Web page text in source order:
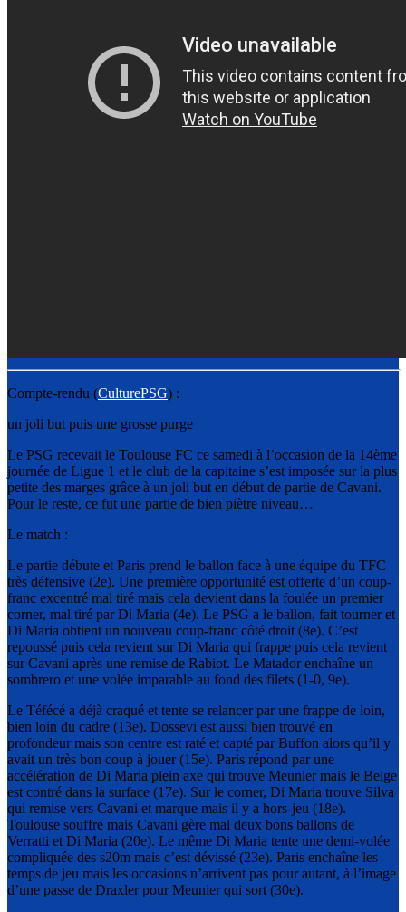
Compte-rendu (CulturePSG) :
un joli but puis une grosse purge
Le PSG recevait le Toulouse FC ce samedi à l’occasion de la 14ème
journée de Ligue 1 et le club de la capitaine s’est imposée sur la plus
petite des marges grâce à un joli but en début de partie de Cavani.
Pour le reste, ce fut une partie de bien piètre niveau…
Le match :
Le partie débute et Paris prend le ballon face à une équipe du TFC
très défensive (2e). Une première opportunité est offerte d’un coup-
franc excentré mal tiré mais cela devient dans la foulée un premier
corner, mal tiré par Di Maria (4e). Le PSG a le ballon, fait tourner et
Di Maria obtient un nouveau coup-franc côté droit (8e). C’est
repoussé puis cela revient sur Di Maria qui frappe puis cela revient
sur Cavani après une remise de Rabiot. Le Matador enchaîne un
sombrero et une volée imparable au fond des filets (1-0, 9e).
Le Téfécé a déjà craqué et tente se relancer par une frappe de loin,
bien loin du cadre (13e). Dossevi est aussi bien trouvé en
profondeur mais son centre est raté et capté par Buffon alors qu’il y
avait un très bon coup à jouer (15e). Paris répond par une
accélération de Di Maria plein axe qui trouve Meunier mais le Belge
est contré dans la surface (17e). Sur le corner, Di Maria trouve Silva
qui remise vers Cavani et marque mais il y a hors-jeu (18e).
Toulouse souffre mais Cavani gère mal deux bons ballons de
Verratti et Di Maria (20e). Le même Di Maria tente une demi-volée
compliquée des s20m mais c’est dévissé (23e). Paris enchaîne les
temps de jeu mais les occasions n’arrivent pas pour autant, à l’image
d’une passe de Draxler pour Meunier qui sort (30e).